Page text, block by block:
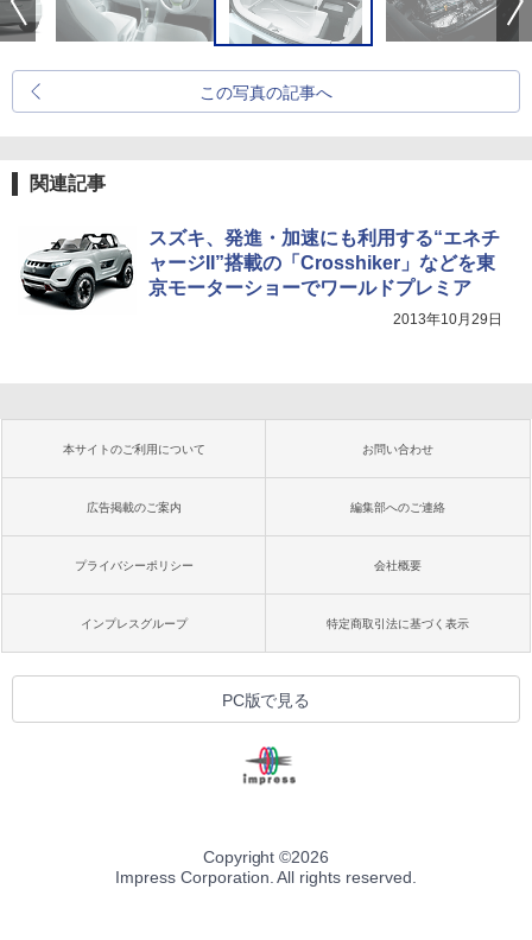
この写真の記事へ
関連記事
スズキ、発進・加速にも利用する“エネチ
ャージII”搭載の「Crosshiker」などを東
京モーターショーでワールドプレミア
2013年10月29日
本サイトのご利用について お問い合わせ
広告掲載のご案内 編集部へのご連絡
プライバシーポリシー 会社概要
インプレスグループ 特定商取引法に基づく表示
PC版で見る
Copyright ©2026
Impress Corporation. All rights reserved.